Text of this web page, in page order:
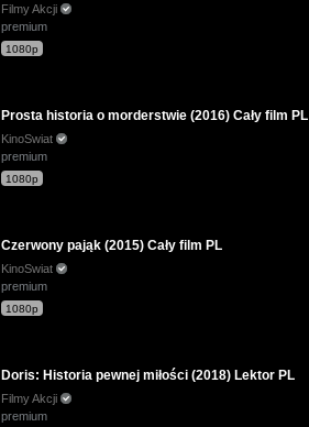
Filmy Akcji
premium
1080p
Prosta historia o morderstwie (2016) Cały film PL
KinoSwiat
premium
1080p
Czerwony pająk (2015) Cały film PL
KinoSwiat
premium
1080p
Doris: Historia pewnej miłości (2018) Lektor PL
Filmy Akcji
premium